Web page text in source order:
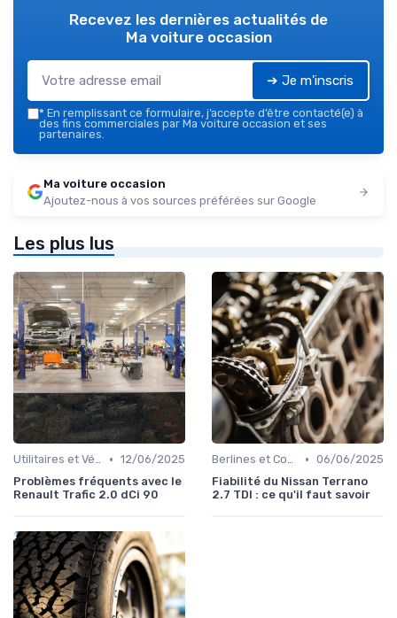
Recevez les dernières actualités de
Ma voiture occasion
➔ Je m'inscris
* En remplissant ce formulaire, j’accepte d’être contacté(e) à
des fins commerciales par Ma voiture occasion et ses
partenaires.
Ma voiture occasion
Ajoutez-nous à vos sources préférées sur Google
Les plus lus
Utilitaires et Véhicules Spéciaux • 12/06/2025
Problèmes fréquents avec le
Renault Trafic 2.0 dCi 90
Berlines et Compactes • 06/06/2025
Fiabilité du Nissan Terrano
2.7 TDI : ce qu'il faut savoir